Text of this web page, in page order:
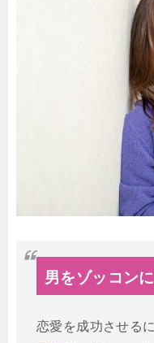
男をゾッコン
恋愛を成功させる